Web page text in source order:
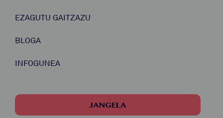
EZAGUTU GAITZAZU
BLOGA
INFOGUNEA
JANGELA